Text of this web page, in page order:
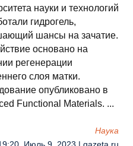
науки и технологий
гидрогель,
шансы на зачатие.
основано на
регенерации
слоя матки.
опубликовано в
Functional Materials. ...
Наука